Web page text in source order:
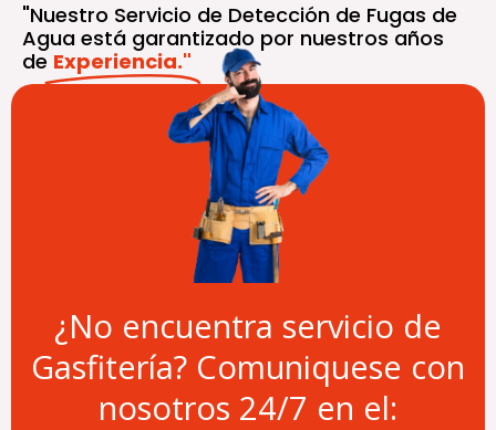
"Nuestro Servicio de Detección de Fugas de
Agua está garantizado por nuestros años
de Experiencia."
¿No encuentra servicio de
Gasfitería? Comuniquese con
nosotros 24/7 en el: